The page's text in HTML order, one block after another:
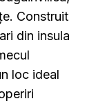
Construit
din insula
loc ideal